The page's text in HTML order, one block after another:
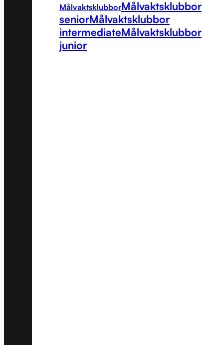
MålvaktsklubborMålvaktsklubbor
seniorMålvaktsklubbor
intermediateMålvaktsklubbor
junior